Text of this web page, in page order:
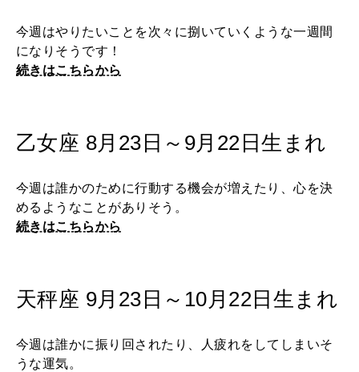
今週はやりたいことを次々に捌いていくような一週間
になりそうです！
続きはこちらから
乙女座 8月23日～9月22日生まれ
今週は誰かのために行動する機会が増えたり、心を決
めるようなことがありそう。
続きはこちらから
天秤座 9月23日～10月22日生まれ
今週は誰かに振り回されたり、人疲れをしてしまいそ
うな運気。